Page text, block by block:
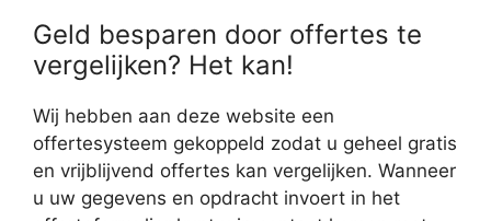
Geld besparen door offertes te
vergelijken? Het kan!
Wij hebben aan deze website een
offertesysteem gekoppeld zodat u geheel gratis
en vrijblijvend offertes kan vergelijken. Wanneer
u uw gegevens en opdracht invoert in het